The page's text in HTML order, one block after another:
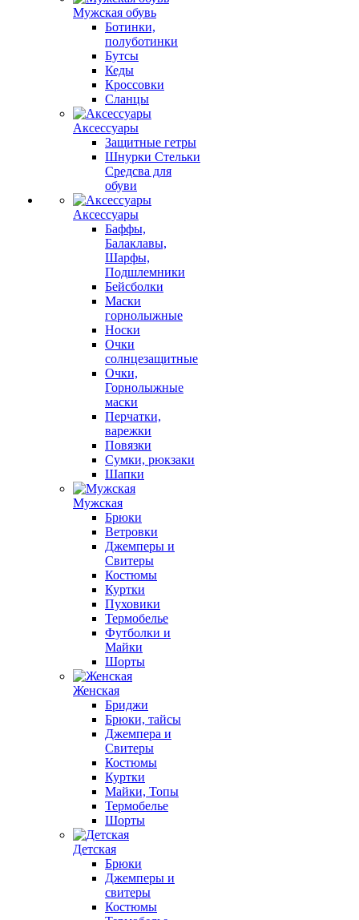
Мужская обувь
Ботинки,
полуботинки
Бутсы
Кеды
Кроссовки
Сланцы
Аксессуары
Защитные гетры
Шнурки Стельки
Средсва для
обуви
Аксессуары
Баффы,
Балаклавы,
Шарфы,
Подшлемники
Бейсболки
Маски
горнолыжные
Носки
Очки
солнцезащитные
Очки,
Горнолыжные
маски
Перчатки,
варежки
Повязки
Сумки, рюкзаки
Шапки
Мужская
Брюки
Ветровки
Джемперы и
Свитеры
Костюмы
Куртки
Пуховики
Термобелье
Футболки и
Майки
Шорты
Женская
Бриджи
Брюки, тайсы
Джемпера и
Свитеры
Костюмы
Куртки
Майки, Топы
Термобелье
Шорты
Детская
Брюки
Джемперы и
свитеры
Костюмы